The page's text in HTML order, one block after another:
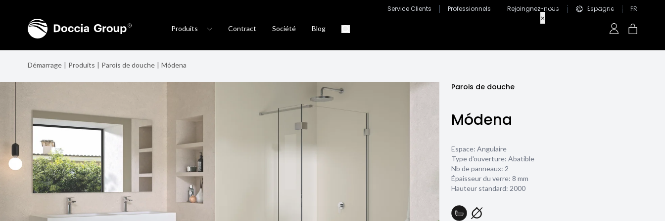
Service Clients Professionnels Rejoingnez-nous Espagne FR
Produits Contract Société Blog
Démarrage Produits Parois de douche Módena
Parois de douche
Módena
Espace: Angulaire
Type d'ouverture: Abatible
Nb de panneaux: 2
Épaisseur du verre: 8 mm
Hauteur standard: 2000